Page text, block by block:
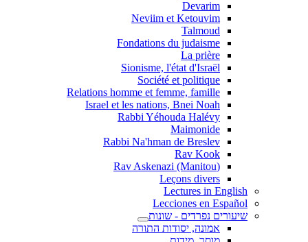
Devarim
Neviim et Ketouvim
Talmoud
Fondations du judaisme
La prière
Sionisme, l'état d'Israël
Société et politique
Relations homme et femme, famille
Israel et les nations, Bnei Noah
Rabbi Yéhouda Halévy
Maimonide
Rabbi Na'hman de Breslev
Rav Kook
(Rav Askenazi (Manitou
Leçons divers
Lectures in English
Lecciones en Español
שיעורים נפרדים - שונות
אמונה, יסודות התורה